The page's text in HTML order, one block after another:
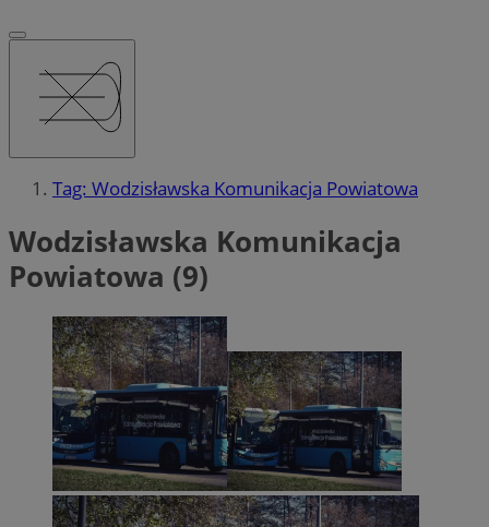
Tag: Wodzisławska Komunikacja Powiatowa
Wodzisławska Komunikacja
Powiatowa (9)